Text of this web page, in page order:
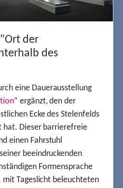
der
des
eine Dauerausstellung
“ ergänzt, den der
Ecke des Stelenfelds
hat. Dieser barrierefreie
einen Fahrstuhl
beeindruckenden
Formensprache
mit Tageslicht beleuchteten